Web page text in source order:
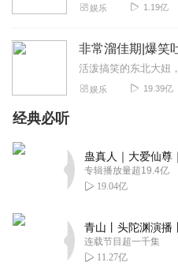
biu踢否，奈斯，哥瑞特，
觉醒的王者
超好看
¥！！！！！！！！！！！
东方_ohc
大尧哥哥说的太棒了，幽
_沈阳梁朝伟
娱乐 1.19亿
非常溜佳期|爆笑
娱乐 19.39亿
经典必听
专辑播放量超19.4亿
19.04亿
连载节目超一千集
11.27亿